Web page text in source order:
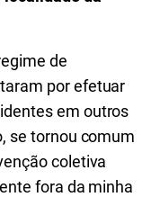
de
por efetuar
em outros
se tornou comum
coletiva
fora da minha